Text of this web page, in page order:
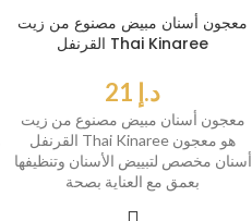
معجون أسنان مبيض مصنوع من زيت
القرنفل Thai Kinaree
د.إ
معجون أسنان مبيض مصنوع من زيت
القرنفل Thai Kinaree هو معجون
أسنان مخصص لتبييض الأسنان وتنظيفها
بعمق مع العناية بصحة